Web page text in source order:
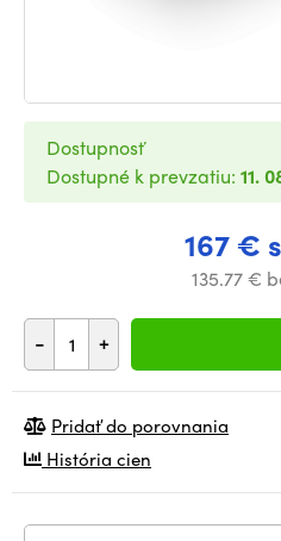
167 €
135.77 €
- +
Dostupnosť
Dostupné k prevzatiu: 11.
Pridať do porovnania
História cien